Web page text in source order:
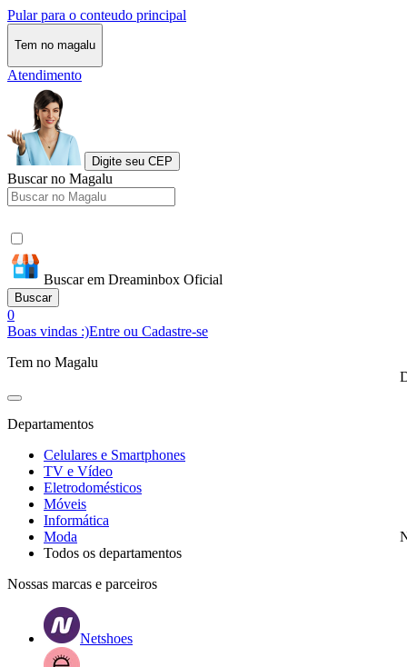
Pular para o conteudo principal
Tem no magalu
Atendimento
Digite seu CEP
Buscar no Magalu
Buscar em Dreaminbox Oficial
Buscar
0
Boas vindas :)Entre ou Cadastre-se
Tem no Magalu
Departamentos
Celulares e Smartphones
TV e Vídeo
Eletrodomésticos
Móveis
Informática
Moda
Todos os departamentos
Nossas marcas e parceiros
Netshoes